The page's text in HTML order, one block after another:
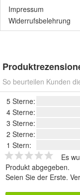
Impressum
Widerrufsbelehrung
So beurteilen Kunden
5 Sterne:
4 Sterne:
3 Sterne:
2 Sterne:
1 Stern:
Es
Produkt abgegeben.
Seien Sie der Erste.